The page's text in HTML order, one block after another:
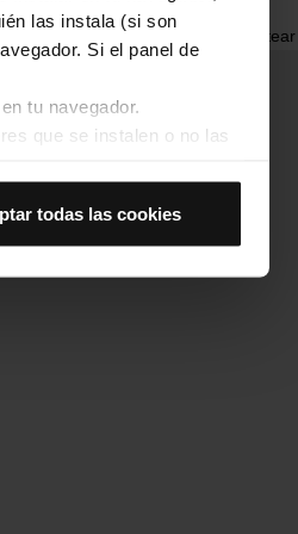
las instala (si son
Si el panel de
tu navegador.
que se instalen o no las
cookies de
tu experiencia de
las aceptas, no puedes
seleccionando la opción
todas las cookies
Twittear